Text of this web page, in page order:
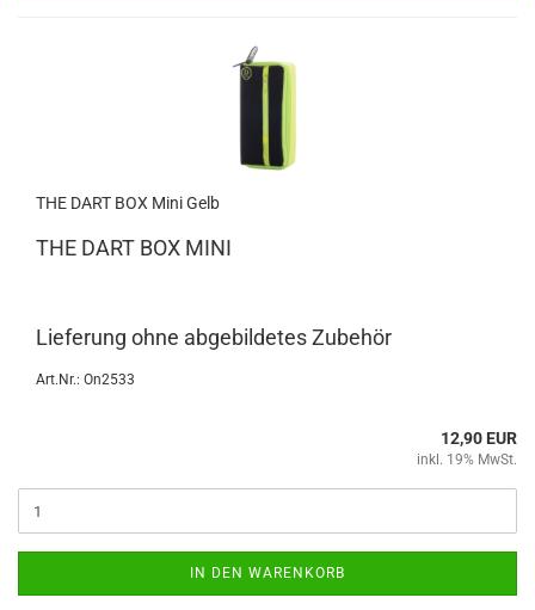
THE DART BOX Mini Gelb
THE DART BOX MINI
Lie­fe­rung ohne ab­ge­bil­de­tes Zu­be­hör
Art.Nr.: On2533
12,90 EUR
inkl. 19% MwSt.
IN DEN WARENKORB